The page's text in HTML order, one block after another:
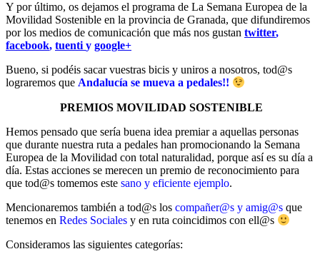
Y por último, os dejamos el programa de La Semana Europea de la
Movilidad Sostenible en la provincia de Granada, que difundiremos
por los medios de comunicación que más nos gustan twitter,
facebook, tuenti y google+
Bueno, si podéis sacar vuestras bicis y uniros a nosotros, tod@s
lograremos que Andalucía se mueva a pedales!!
PREMIOS MOVILIDAD SOSTENIBLE
Hemos pensado que sería buena idea premiar a aquellas personas
que durante nuestra ruta a pedales han promocionando la Semana
Europea de la Movilidad con total naturalidad, porque así es su día a
día. Estas acciones se merecen un premio de reconocimiento para
que tod@s tomemos este sano y eficiente ejemplo.
Mencionaremos también a tod@s los compañer@s y amig@s que
tenemos en Redes Sociales y en ruta coincidimos con ell@s
Consideramos las siguientes categorías: